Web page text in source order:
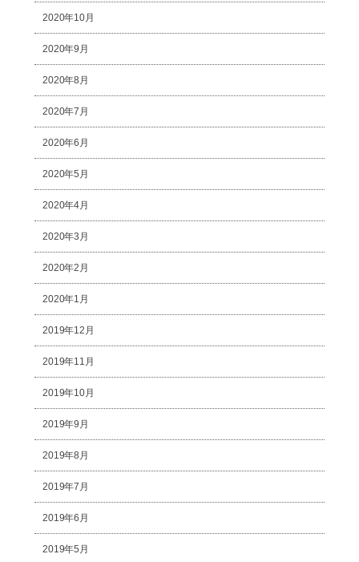
2020年10月
2020年9月
2020年8月
2020年7月
2020年6月
2020年5月
2020年4月
2020年3月
2020年2月
2020年1月
2019年12月
2019年11月
2019年10月
2019年9月
2019年8月
2019年7月
2019年6月
2019年5月